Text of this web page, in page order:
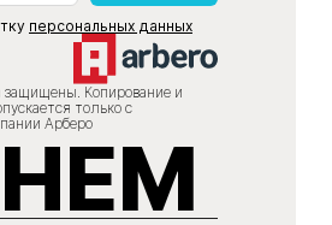
персональных данных
Копирование и
только с
Арберо